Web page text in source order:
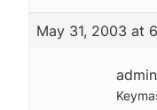
May 31, 2003 at
admin